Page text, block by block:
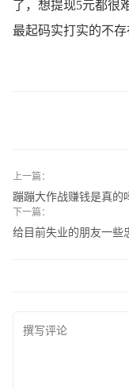
了，想提现5元都很
最起码实打实的不存
上一篇：
蹦蹦大作战赚钱是真的
下一篇：
给目前失业的朋友一些